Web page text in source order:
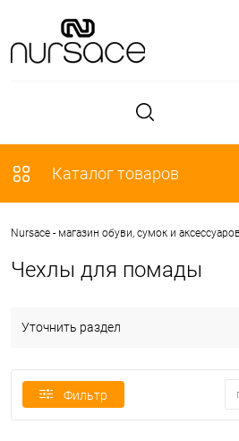
Каталог товаров
Nursace - магазин обуви, сумок и аксессуаров
Чехлы для помады
Уточнить раздел
Фильтр